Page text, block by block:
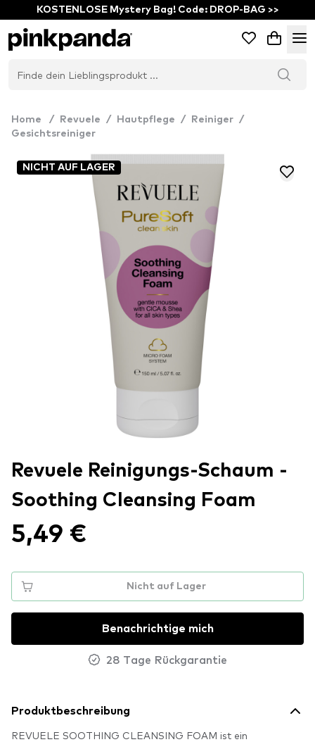
KOSTENLOSE Mystery Bag! Code: DROP-BAG >>
Home / Revuele / Hautpflege / Reiniger /
Gesichtsreiniger
NICHT AUF LAGER
Revuele Reinigungs-Schaum -
Soothing Cleansing Foam
5,49 €
Nicht auf Lager
Benachrichtige mich
28 Tage Rückgarantie
Produktbeschreibung
REVUELE SOOTHING CLEANSING FOAM ist ein